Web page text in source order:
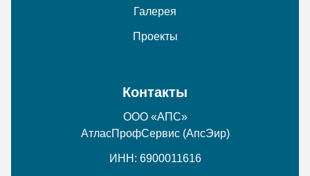
Галерея
Проекты
Контакты
ООО «АПС»
АтласПрофСервис (АпсЭир)
ИНН: 6900011616